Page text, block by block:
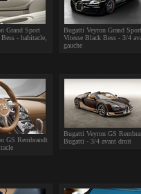
Grand Sport
- habitacle,
Bugatti Veyron Grand Sport
Vitesse Black Bess - 3/4
gauche
GS Rembrandt
Bugatti Veyron GS
Bugatti - 3/4 avant droit